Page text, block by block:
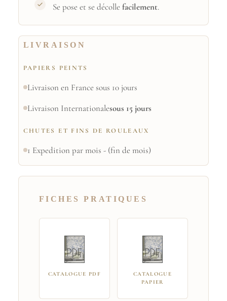
Se pose et se décollefacilement.
LIVRAISON
PAPIERS PEINTS
Livraison en France sous 10 jours
Livraison Internationalesous 15 jours
CHUTES ET FINS DE ROULEAUX
1 Expedition par mois - (fin de mois)
FICHES PRATIQUES
CATALOGUE PDF
CATALOGUE
PAPIER